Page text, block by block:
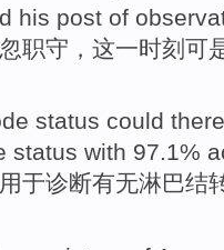
his post of
职守 ， 这一时刻 可
status could
status with 97.1%
用于诊断有无淋巴结